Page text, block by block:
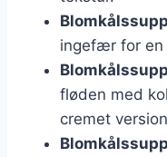
ingefær for en
fløden med
cremet